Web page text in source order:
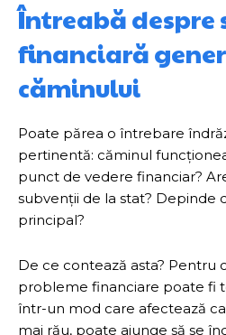
Întreabă
financiară
căminului
Poate părea o întrebare
pertinentă: căminul
punct de vedere financiar?
subvenții de la stat? Depinde
principal?
De ce contează asta? Pentru
probleme financiare poate fi
într-un mod care afectează
mai rău, poate ajunge să se